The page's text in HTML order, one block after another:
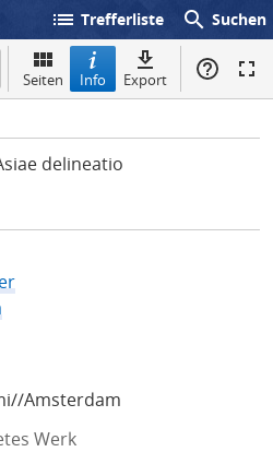
list Trefferliste search Suchen
Seiten Info Export
delineatio
Amsterdam
Werk